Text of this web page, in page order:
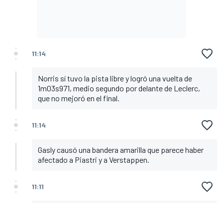
11:14
Norris sí tuvo la pista libre y logró una vuelta de
1m03s971, medio segundo por delante de Leclerc,
que no mejoró en el final.
11:14
Gasly causó una bandera amarilla que parece haber
afectado a Piastri y a Verstappen.
11:11